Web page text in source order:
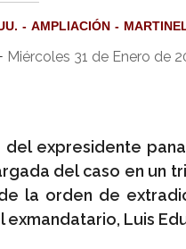
AMPLIACIÓN
Miércoles 31 de Enero de
expresidente
del caso en un
la orden de
Luis